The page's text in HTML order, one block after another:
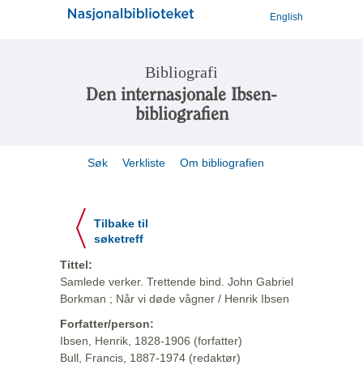
English
Bibliografi
Den internasjonale Ibsen-
bibliografien
Søk Verkliste Om bibliografien
Tilbake til
søketreff
Tittel:
Samlede verker. Trettende bind. John Gabriel
Borkman ; Når vi døde vågner / Henrik Ibsen
Forfatter/person:
Ibsen, Henrik, 1828-1906 (forfatter)
Bull, Francis, 1887-1974 (redaktør)